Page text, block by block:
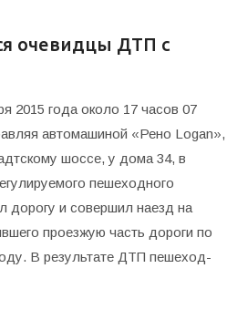
очевидцы ДТП с
2015 года около 17 часов 07
автомашиной «Рено Logan»,
шоссе, у дома 34, в
пешеходного
дорогу и совершил наезд на
проезжую часть дороги по
В результате ДТП пешеход-